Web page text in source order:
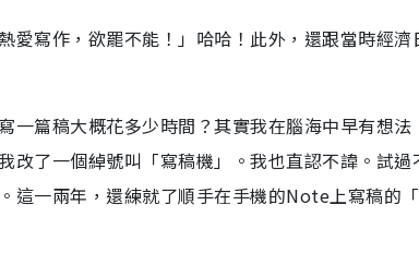
愛寫作，欲罷不能！」哈哈！此外，還跟當時經濟
一篇稿大概花多少時間？其實我在腦海中早有想法
改了一個綽號叫「寫稿機」。我也直認不諱。試過
這一兩年，還練就了順手在手機的Note上寫稿的